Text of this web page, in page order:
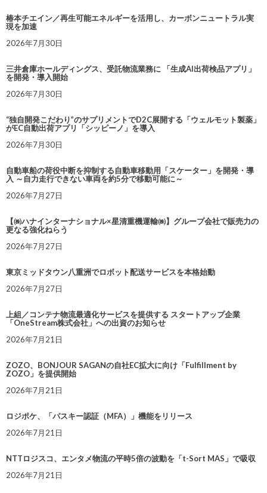
椿本チエイン／再生可能エネルギーを活用し、カーボンニュートラル実
現を加速
2026年7月30日
三井倉庫ホールディングス、受託物流業務に 「生成AI出荷検品アプリ」
を開発・導入開始
2026年7月30日
“独自開発こだわり”のサプリメントでD2C展開する「ウェルモット製薬」
がEC自動出荷アプリ「シッピーノ」を導入
2026年7月30日
自動車船の荷役中断を抑制する自動車移動用「スケーター」を開発・導
入 ～自力走行できない車両を約5分で移動可能に～
2026年7月27日
【㈱ハナインターナショナル×星清重機運輸㈱】グループ会社で販売力の
更なる強化ねらう
2026年7月27日
東京ミッドタウン八重洲でロボット配送サービスを本格始動
2026年7月27日
上組／コンテナ物流最適化サービスを提供する スタートアップ企業
「OneStream株式会社」への出資のお知らせ
2026年7月21日
ZOZO、BONJOUR SAGANの自社EC拡大に向け「Fulfillment by
ZOZO」を提供開始
2026年7月21日
ロジポケ、「パスキー認証（MFA）」機能をリリース
2026年7月21日
NTTロジスコ、エンタメ物流の平時5倍の波動を「t-Sort MAS」で吸収
2026年7月21日